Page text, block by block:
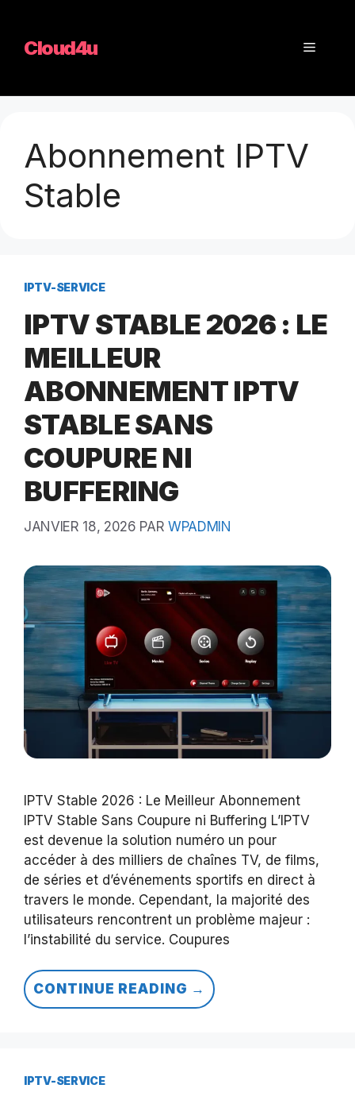
contenuCloud4u Menu
Abonnement IPTV
Stable
IPTV-SERVICE
IPTV STABLE 2026 : LE
MEILLEUR
ABONNEMENT IPTV
STABLE SANS
COUPURE NI
BUFFERING
JANVIER 18, 2026 PAR WPADMIN
IPTV Stable 2026 : Le Meilleur Abonnement
IPTV Stable Sans Coupure ni Buffering L’IPTV
est devenue la solution numéro un pour
accéder à des milliers de chaînes TV, de films,
de séries et d’événements sportifs en direct à
travers le monde. Cependant, la majorité des
utilisateurs rencontrent un problème majeur :
l’instabilité du service. Coupures
CONTINUE READING →
IPTV-SERVICE